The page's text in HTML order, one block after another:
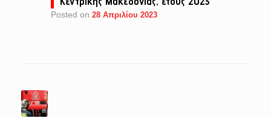
Posted on 28 Απριλίου 2023